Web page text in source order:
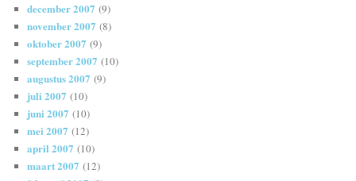
december 2007 (9)
november 2007 (8)
oktober 2007 (9)
september 2007 (10)
augustus 2007 (9)
juli 2007 (10)
juni 2007 (10)
mei 2007 (12)
april 2007 (10)
maart 2007 (12)